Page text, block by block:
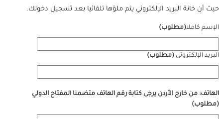
حيث أن خانة البريد الإلكتروني يتم ملؤها تلقائيا بعد تسجيل دخولك.
الإسم كاملا(مطلوب)
البريد الإلكترونى (مطلوب)
الهاتف: من خارج الأردن يرجى كتابة رقم الهاتف متضمنا المفتاح الدولي
(مطلوب)